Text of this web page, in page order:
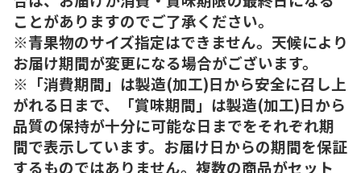
ことがありますのでご了承ください。
※青果物のサイズ指定はできません。天候により
お届け期間が変更になる場合がございます。
※「消費期間」は製造(加工)日から安全に召し上
がれる日まで、「賞味期間」は製造(加工)日から
品質の保持が十分に可能な日までをそれぞれ期
間で表示しています。お届け日からの期間を保証
するものではありません。複数の商品がセット